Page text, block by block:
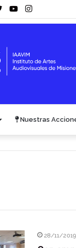
TwitterYouTube
Nuestras
28/11/2019